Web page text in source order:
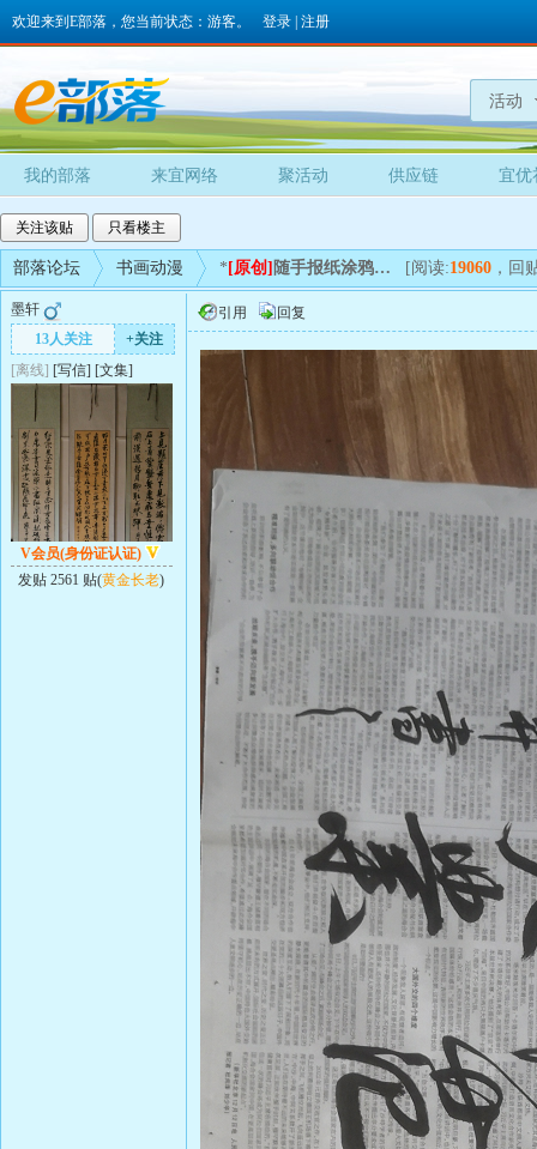
欢迎来到E部落，您当前状态：游客。 登录 注册
活动
我的部落 来宜网络 聚活动 供应链 宜优
关注该贴 只看楼主
部落论坛 书画动漫 * [原创] 随手报纸涂鸦… [阅读:19060 ，回
墨轩
13人关注
+关注
[离线] [写信] [文集]
V会员(身份证认证)
发贴 2561 贴(黄金长老)
引用 回复